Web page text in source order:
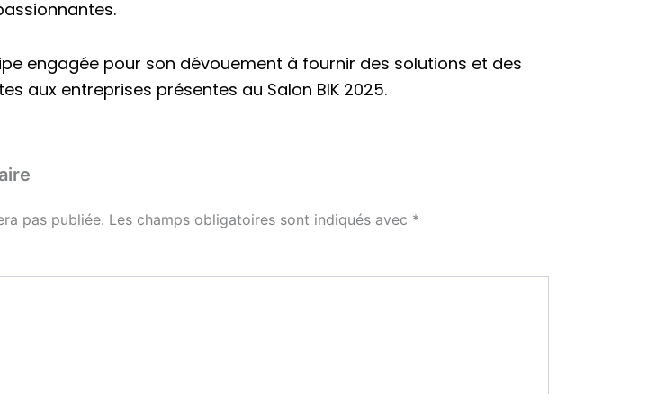
engagée pour son dévouement à fournir des solutions et des
aux entreprises présentes au Salon BIK 2025.
pas publiée. Les champs obligatoires sont indiqués avec *